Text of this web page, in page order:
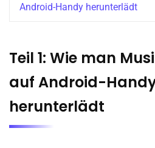
Android-Handy herunterlädt
Teil 1: Wie man
auf Android-
herunterlädt